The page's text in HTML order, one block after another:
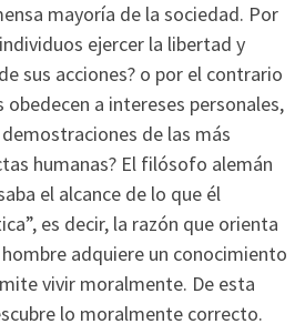
mayoría de la sociedad. Por
ejercer la libertad y
sus acciones? o por el contrario
a intereses personales,
de las más
humanas? El filósofo alemán
el alcance de lo que él
es decir, la razón que orienta
adquiere un conocimiento
vivir moralmente. De esta
lo moralmente correcto.